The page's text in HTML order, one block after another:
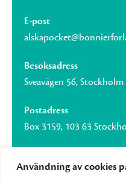
Användning av cookies
E-post
Besöksadress
Sveavägen 56, Stockholm
Postadress
Box 3159, 103 63